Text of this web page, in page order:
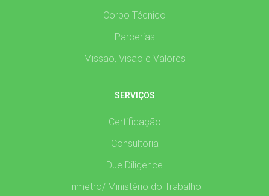
Corpo Técnico
Parcerias
Missão, Visão e Valores
SERVIÇOS
Certificação
Consultoria
Due Diligence
Inmetro/ Ministério do Trabalho